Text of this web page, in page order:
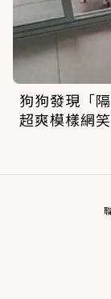
狗狗發現「
超爽模樣網